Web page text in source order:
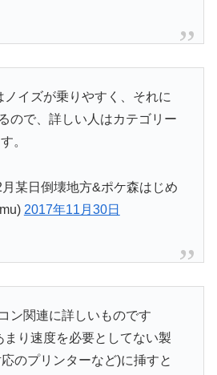
イズが乗りやすく、それに
ので、詳しい人はカテゴリー
。
某日倒壊地方&ポケ森はじめ
2017年11月30日
ン関連に詳しいものです
まり速度を必要としてない製
のプリンターなど)に挿すと